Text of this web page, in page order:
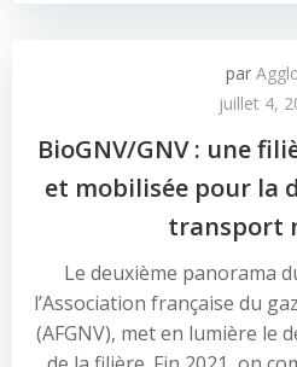
par
juillet 4,
BioGNV/GNV : une
et mobilisée pour la
transport
Le deuxième panorama
l’Association française du
(AFGNV), met en lumière le